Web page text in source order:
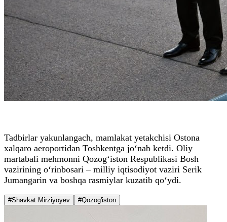
Tadbirlar yakunlangach, mamlakat yetakchisi Ostona
xalqaro aeroportidan Toshkentga jo‘nab ketdi. Oliy
martabali mehmonni Qozog‘iston Respublikasi Bosh
vazirining o‘rinbosari – milliy iqtisodiyot vaziri Serik
Jumangarin va boshqa rasmiylar kuzatib qo‘ydi.
#Shavkat Mirziyoyev #Qozog'iston